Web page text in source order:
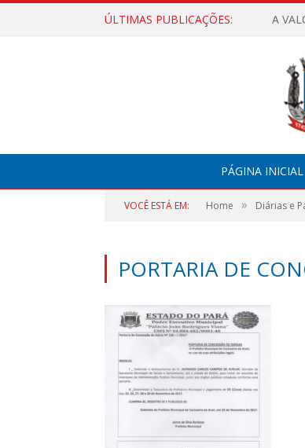
ÚLTIMAS PUBLICAÇÕES: A
PÁGINA INICIAL
VOCÊ ESTÁ EM: Home » Diárias e
PORTARIA DE